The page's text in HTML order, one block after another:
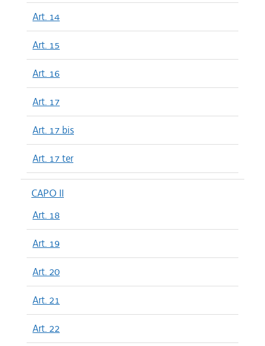
Art. 14
Art. 15
Art. 16
Art. 17
Art. 17 bis
Art. 17 ter
CAPO II
Art. 18
Art. 19
Art. 20
Art. 21
Art. 22